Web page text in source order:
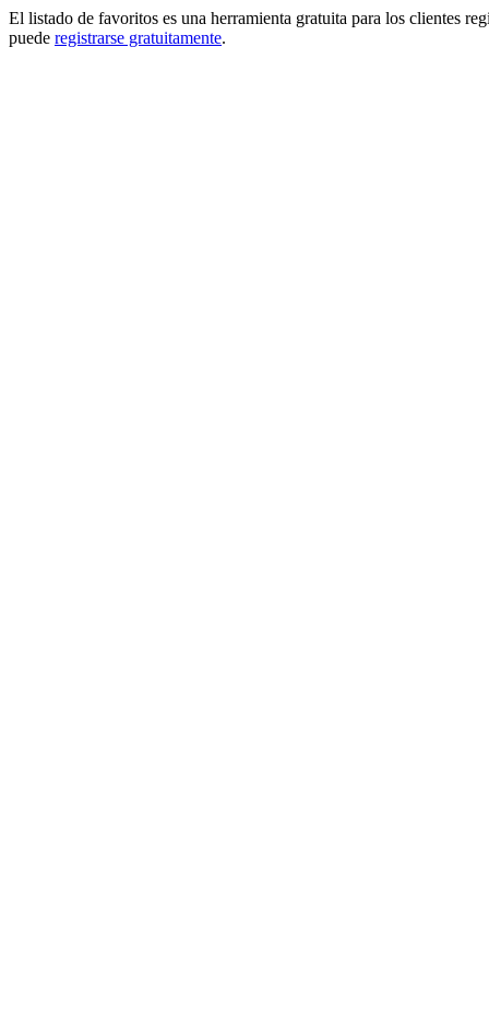
El listado de favoritos es una herramienta gratuita para los clientes
puede registrarse gratuitamente.